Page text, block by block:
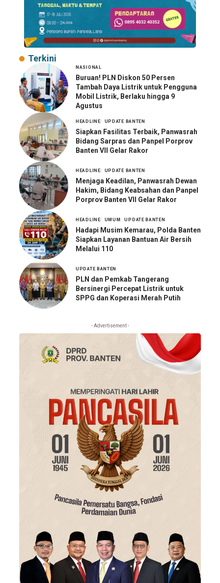
Terkini
NASIONAL
Buruan! PLN Diskon 50 Persen
Tambah Daya Listrik untuk Pengguna
Mobil Listrik, Berlaku hingga 9
Agustus
HEADLINE UPDATE BANTEN
Siapkan Fasilitas Terbaik, Panwasrah
Bidang Sarpras dan Panpel Porprov
Banten VII Gelar Rakor
HEADLINE UPDATE BANTEN
Menjaga Keadilan, Panwasrah Dewan
Hakim, Bidang Keabsahan dan Panpel
Porprov Banten VII Gelar Rakor
HEADLINE UMUM UPDATE BANTEN
Hadapi Musim Kemarau, Polda Banten
Siapkan Layanan Bantuan Air Bersih
Melalui 110
UPDATE BANTEN
PLN dan Pemkab Tangerang
Bersinergi Percepat Listrik untuk
SPPG dan Koperasi Merah Putih
- Advertisement -